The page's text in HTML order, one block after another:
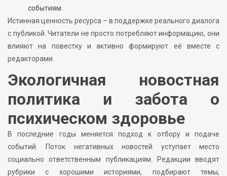
событиям.
Истинная ценность ресурса – в поддержке реального диалога
с публикой. Читатели не просто потребляют информацию, они
влияют на повестку и активно формируют её вместе с
редакторами.
Экологичная новостная
политика и забота о
психическом здоровье
В последние годы меняется подход к отбору и подаче
событий. Поток негативных новостей уступает место
социально ответственным публикациям. Редакции вводят
рубрики с хорошими историями, подбирают темы,